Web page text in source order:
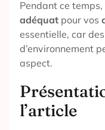
Pendant ce
adéquatpour vos
essentielle, car
d’environnement
aspect.
l’article